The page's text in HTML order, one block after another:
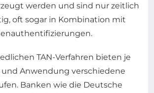
werden und sind nur zeitlich
oft sogar in Kombination mit
TAN-Verfahren bieten je
und Anwendung verschiedene
Banken wie die Deutsche